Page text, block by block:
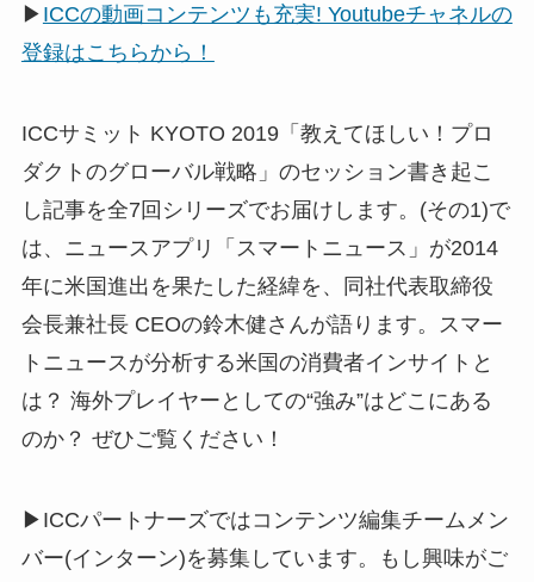
▶ ICCの動画コンテンツも充実! Youtubeチャネルの
登録はこちらから！
ICCサミット KYOTO 2019「教えてほしい！プロ
ダクトのグローバル戦略」のセッション書き起こ
し記事を全7回シリーズでお届けします。(その1)で
は、ニュースアプリ「スマートニュース」が2014
年に米国進出を果たした経緯を、同社代表取締役
会長兼社長 CEOの鈴木健さんが語ります。スマー
トニュースが分析する米国の消費者インサイトと
は？ 海外プレイヤーとしての“強み”はどこにある
のか？ ぜひご覧ください！
▶ICCパートナーズではコンテンツ編集チームメン
バー(インターン)を募集しています。もし興味がご